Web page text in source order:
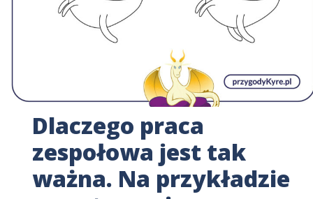
Dlaczego praca
zespołowa jest tak
ważna. Na przykładzie